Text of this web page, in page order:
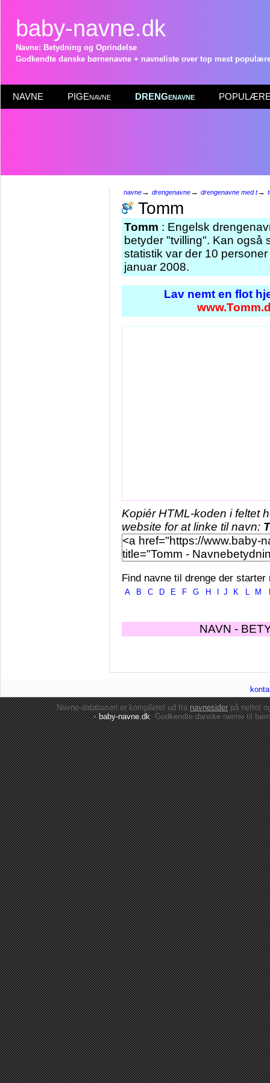
baby-navne.dk
Navne: Betydning og Oprindelse
Godkendte danske børnenavne + navneliste over top mest
NAVNE PIGEnavne DRENGenavne POPULÆRE
navne→ drengenavne→ drengenavne med t→
Tomm
Tomm : Engelsk
betyder "tvilling". Kan også
statistik var der 10
januar 2008.
Lav nemt en flot
Kopiér HTML-koden i feltet
website for at linke til navn:
Find navne til drenge der starter
A B C D E F G H J K L M
NAVN -
Navne-databasen er kompileret ud franavnesiderpå nettet
•baby-navne.dk: Godkendte danskenavne til børn